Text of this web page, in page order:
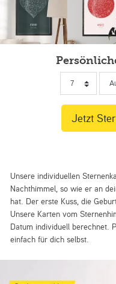
Unsere individuellen
Nachthimmel, so wie er an
hat. Der erste Kuss, die
Unsere Karten vom
Datum individuell berechnet.
einfach für dich selbst.